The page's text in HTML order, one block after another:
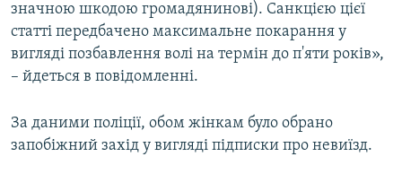
значною шкодою громадянинові). Санкцією цієї
статті передбачено максимальне покарання у
вигляді позбавлення волі на термін до п'яти років»,
– йдеться в повідомленні.
За даними поліції, обом жінкам було обрано
запобіжний захід у вигляді підписки про невиїзд.